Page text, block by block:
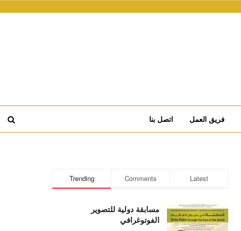
فريق العمل اتصل بنا
Trending Comments Latest
مسابقة دولية للتصوير
الفوتوغرافي